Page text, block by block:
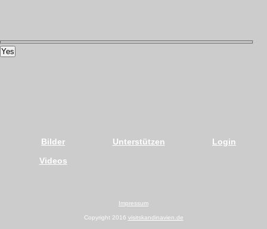
Yes
Bilder
Videos
Unterstützen Login
Impressum
Copyright 2016 visitskandinavien.de